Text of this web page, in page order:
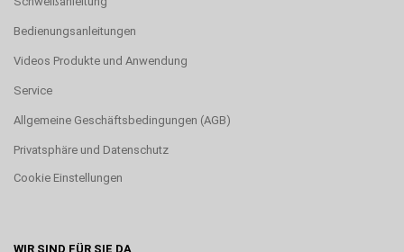
Bedienungsanleitungen
Videos Produkte und Anwendung
Service
Allgemeine Geschäftsbedingungen (AGB)
Privatsphäre und Datenschutz
Cookie Einstellungen
WIR SIND FÜR SIE DA